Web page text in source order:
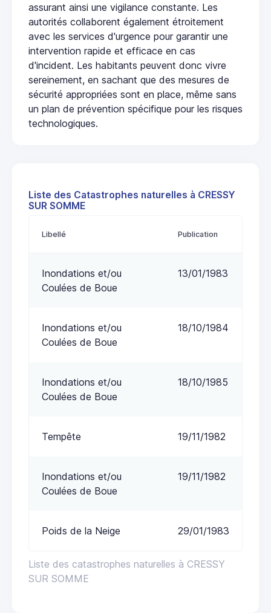
assurant ainsi une vigilance constante. Les
autorités collaborent également étroitement
avec les services d'urgence pour garantir une
intervention rapide et efficace en cas
d'incident. Les habitants peuvent donc vivre
sereinement, en sachant que des mesures de
sécurité appropriées sont en place, même sans
un plan de prévention spécifique pour les risques
technologiques.
Liste des Catastrophes naturelles à CRESSY
SUR SOMME
Liste des catastrophes naturelles à CRESSY
SUR SOMME
Libellé Publication
Inondations et/ou
Coulées de Boue
13/01/1983
Inondations et/ou
Coulées de Boue
18/10/1984
Inondations et/ou
Coulées de Boue
18/10/1985
Tempête 19/11/1982
Inondations et/ou
Coulées de Boue
19/11/1982
Poids de la Neige 29/01/1983